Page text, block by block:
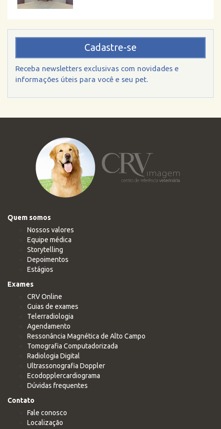
Cadastre-se
Receba newsletters exclusivas com novidades e
informações úteis para você e seu pet.
Quem somos
Nossos valores
Equipe médica
Storytelling
Depoimentos
Estágios
Exames
CRV Online
Guias de exames
Telerradiologia
Agendamento
Ressonância Magnética de Alto Campo
Tomografia Computadorizada
Radiologia Digital
Ultrassonografia Doppler
Ecodopplercardiograma
Dúvidas frequentes
Contato
Fale conosco
Localização